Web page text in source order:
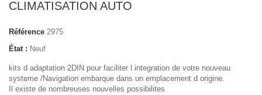
CLIMATISATION AUTO
Référence 2975
État : Neuf
kits d adaptation 2DIN pour faciliter l integration de votre nouveau
systeme /Navigation embarque dans un emplacement d origine.
Il existe de nombreuses nouvelles possibilites